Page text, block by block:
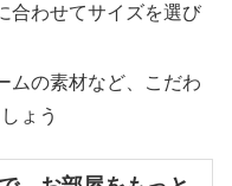
合わせてサイズを選び
ムの素材など、こだわ
ょう